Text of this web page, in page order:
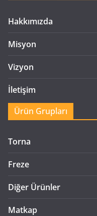
Hakkımızda
Misyon
Vizyon
İletişim
Ürün Grupları
Torna
Freze
Diğer Ürünler
Matkap